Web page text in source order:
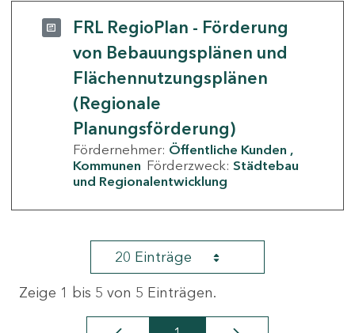
FRL RegioPlan - Förderung
von Bebauungsplänen und
Flächennutzungsplänen
(Regionale
Planungsförderung)
Fördernehmer: Öffentliche Kunden
Kommunen Förderzweck: Städtebau
und Regionalentwicklung
20 Einträge
Zeige 1 bis 5 von 5 Einträgen.